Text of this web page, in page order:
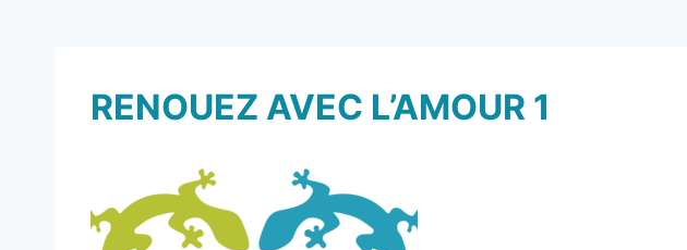
RENOUEZ AVEC L’AMOUR 1